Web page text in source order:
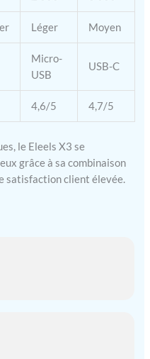
Léger Moyen
Micro-
USB
USB-C
4,6/5 4,7/5
le Eleels X3 se
grâce à sa combinaison
satisfaction client élevée.